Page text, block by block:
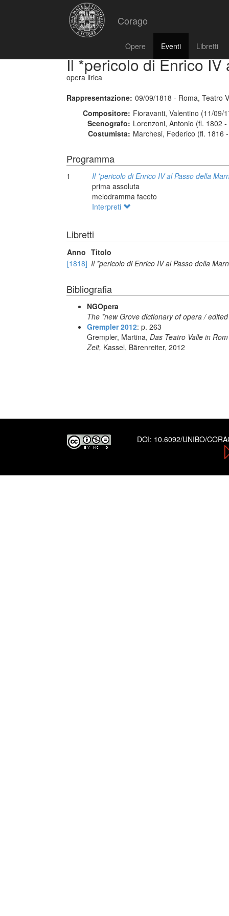
Corago
Opere Eventi Libretti
Il *pericolo di Enrico
opera lirica
Rappresentazione: 09/09/1818 - Roma, Teatro
Compositore: Fioravanti, Valentino (11/09/
Scenografo: Lorenzoni, Antonio (fl. 1802
Costumista: Marchesi, Federico (fl. 1816
Programma
1
Il *pericolo di Enrico IV al Passo della
prima assoluta
melodramma faceto
Interpreti
Libretti
Anno Titolo
[1818] Il *pericolo di Enrico IV al Passo della
Bibliografia
NGOpera
The *new Grove dictionary of opera /
Grempler 2012: p. 263
Grempler, Martina, Das Teatro Valle in
Zeit, Kassel, Bärenreiter, 2012
DOI: 10.6092/UNIBO/